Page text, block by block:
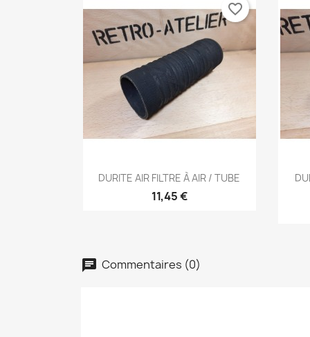
Aperçu rapide
DURITE AIR FILTRE À AIR / TUBE
11,45 €
favorite_border
chat Commentaires (0)